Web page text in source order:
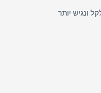
ונגיש יותר